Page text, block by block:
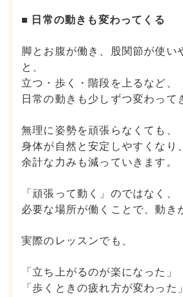
■ 日常の動きも変わってくる
脚とお腹が働き、股関節が使い
と、
立つ・歩く・階段を上るなど、
日常の動きも少しずつ変わって
無理に姿勢を頑張らなくても、
身体が自然と安定しやすくなり、
余計な力みも減っていきます。
「頑張って動く」のではなく、
必要な場所が働くことで、動き
実際のレッスンでも、
「立ち上がるのが楽になった」
「歩くときの疲れ方が変わった」